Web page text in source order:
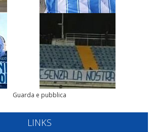
Guarda e pubblica
LINKS